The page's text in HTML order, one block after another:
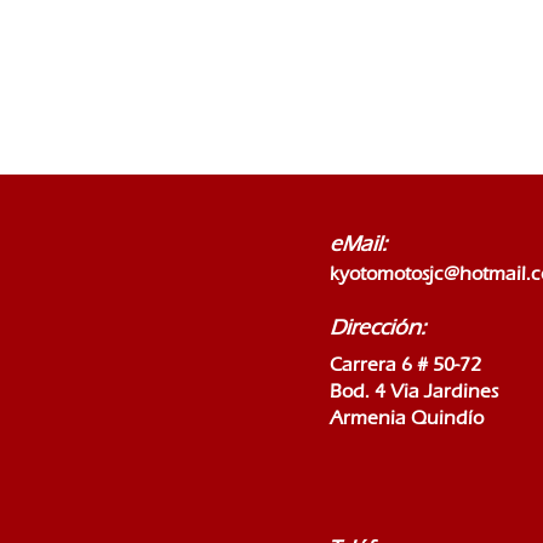
eMail:
Dirección:
Carrera 6 # 50-72
Bod. 4 Via Jardines
Armenia Quindío